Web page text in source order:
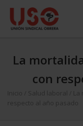
La
con
Inicio Salud laboral
La
respecto al año pasado